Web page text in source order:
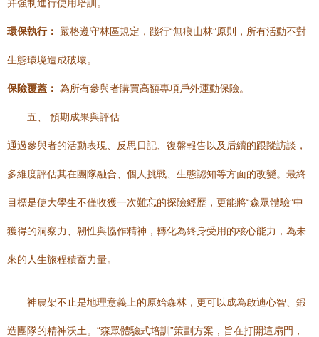
并強制進行使用培訓。
環保執行： 嚴格遵守林區規定，踐行“無痕山林”原則，所有活動不對
生態環境造成破壞。
保險覆蓋： 為所有參與者購買高額專項戶外運動保險。
五、 預期成果與評估
通過參與者的活動表現、反思日記、復盤報告以及后續的跟蹤訪談，
多維度評估其在團隊融合、個人挑戰、生態認知等方面的改變。最終
目標是使大學生不僅收獲一次難忘的探險經歷，更能將“森眾體驗”中
獲得的洞察力、韌性與協作精神，轉化為終身受用的核心能力，為未
來的人生旅程積蓄力量。
神農架不止是地理意義上的原始森林，更可以成為啟迪心智、鍛
造團隊的精神沃土。“森眾體驗式培訓”策劃方案，旨在打開這扇門，